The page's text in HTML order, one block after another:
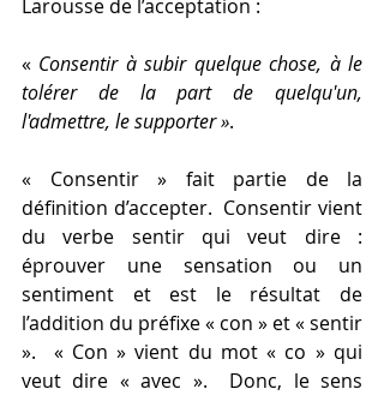
Larousse de l’acceptation :
« Consentir à subir quelque chose, à le
tolérer de la part de quelqu'un,
l'admettre, le supporter ».
« Consentir » fait partie de la
définition d’accepter.  Consentir vient
du verbe sentir qui veut dire :
éprouver une sensation ou un
sentiment et est le résultat de
l’addition du préfixe « con » et « sentir
».  « Con » vient du mot « co » qui
veut dire « avec ».  Donc, le sens